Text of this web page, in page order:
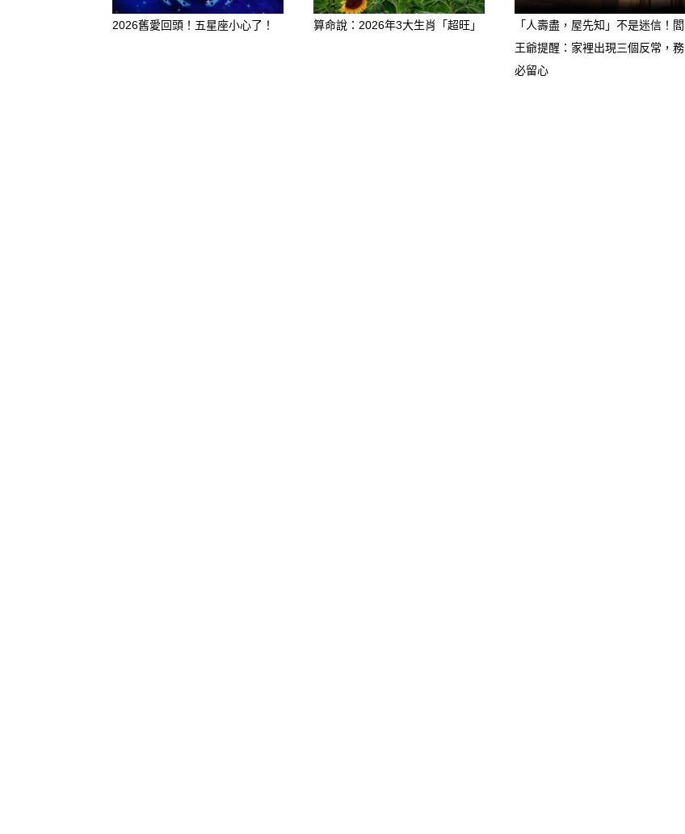
2026舊愛回頭！五星座小心了！ 算命說：2026年3大生肖「超旺」
「人壽盡，屋先知」不是迷信！閻
王爺提醒：家裡出現三個反常，務
必留心